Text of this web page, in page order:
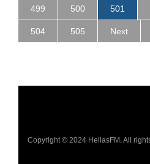
499 500 501
504 505 Next
Copyright © 2024 HellasFM. All